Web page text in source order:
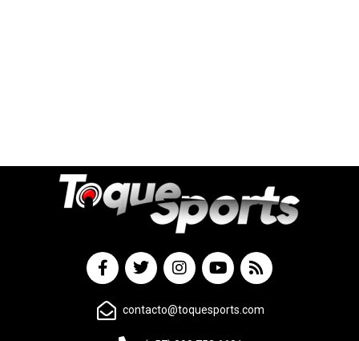
contacto@toquesports.com